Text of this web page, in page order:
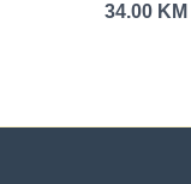
34.00 KM